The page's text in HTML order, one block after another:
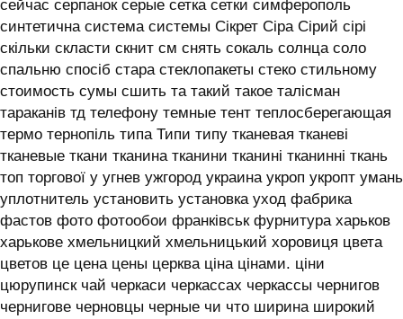
сейчас серпанок серые сетка сетки симферополь
синтетична система системы ‎Сікрет Сіра Сірий сірі
скільки скласти скнит см снять сокаль солнца соло
спальню спосіб стара стеклопакеты стеко стильному
стоимость сумы сшить та такий такое талісман
тараканів тд телефону темные тент теплосберегающая
термо тернопіль типа Типи типу тканевая тканеві
тканевые ткани тканина тканини тканині тканинні ткань
топ торгової у угнев ужгород украина укроп укропт умань
уплотнитель установить установка уход фабрика
фастов фото фотообои франківськ фурнитура харьков
харькове хмельницкий хмельницький хоровиця цвета
цветов це цена цены церква ціна цінами. ціни
цюрупинск чай черкаси черкассах черкассы чернигов
чернигове черновцы черные чи что ширина широкий